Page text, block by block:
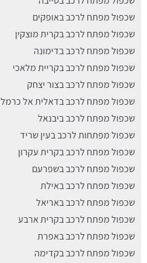
שכפול מפתח לרכב באופקים
שכפול מפתח לרכב בקרית מוצקין
שכפול מפתח לרכב בדימונה
שכפול מפתח לרכב בקריית מלאכי
שכפול מפתח לרכב בצור יצחק
שכפול מפתח לרכב בדאלית אל כרמל
שכפול מפתח לרכב ביבנאל
שכפול מפתחות לרכב בעין שריד
שכפול מפתח לרכב בקרית עקרון
שכפול מפתח לרכב בשפרעם
שכפול מפתח לרכב באילת
שכפול מפתח לרכב באריאל
שכפול מפתח לרכב בקרית ארבע
שכפול מפתח לרכב באפרת
שכפול מפתח לרכב בקדימה